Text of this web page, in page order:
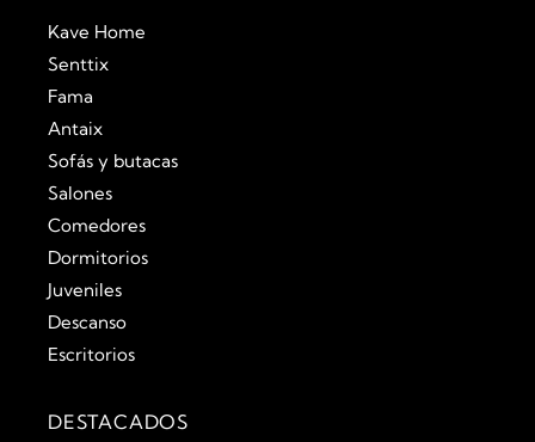
Kave Home
Senttix
Fama
Antaix
Sofás y butacas
Salones
Comedores
Dormitorios
Juveniles
Descanso
Escritorios
DESTACADOS